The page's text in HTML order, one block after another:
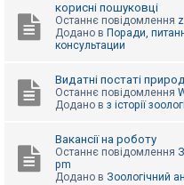
корисні пошуковці
Останнє повідомлення
Додано в Поради,
консультации
Видатні постаті
Останнє повідомлення
Додано в з історії
Вакансії на роботу
Останнє повідомлення
pm
Додано в Зоологічний